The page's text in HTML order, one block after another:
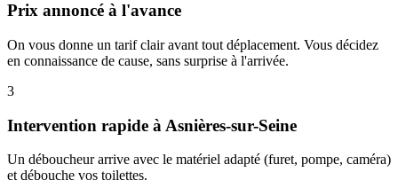
Prix annoncé à l'avance
On vous donne un tarif clair avant tout déplacement. Vous décidez
en connaissance de cause, sans surprise à l'arrivée.
3
Intervention rapide à Asnières-sur-Seine
Un déboucheur arrive avec le matériel adapté (furet, pompe, caméra)
et débouche vos toilettes.